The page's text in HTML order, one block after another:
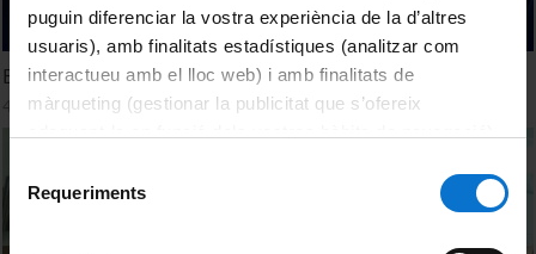
puguin diferenciar la vostra experiència de la d’altres
usuaris), amb finalitats estadístiques (analitzar com
interactueu amb el lloc web) i amb finalitats de
màrqueting (gestionar la publicitat que s’ofereix
consultar laPolítica de galetes del lloc web de la
Requeriments
El Jardí Geològic
4 November, 2014